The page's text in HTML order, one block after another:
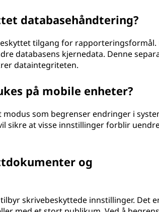
databasehåndtering?
tilgang for rapporteringsformål.
databasens kjernedata. Denne
dataintegriteten.
på mobile enheter?
som begrenser endringer i
sikre at visse innstillinger forblir
og
skrivebeskyttede innstillinger. Det